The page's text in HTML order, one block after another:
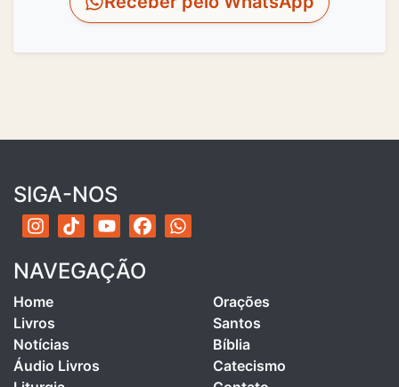
SIGA-NOS
NAVEGAÇÃO
Home
Livros
Notícias
Áudio Livros
Orações
Santos
Bíblia
Catecismo